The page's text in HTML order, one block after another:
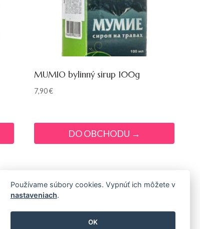
MUMIO bylinný sirup 100g
7,90€
DO OBCHODU →
Používame súbory cookies. Vypnúť ich môžete v
nastaveniach.
OK